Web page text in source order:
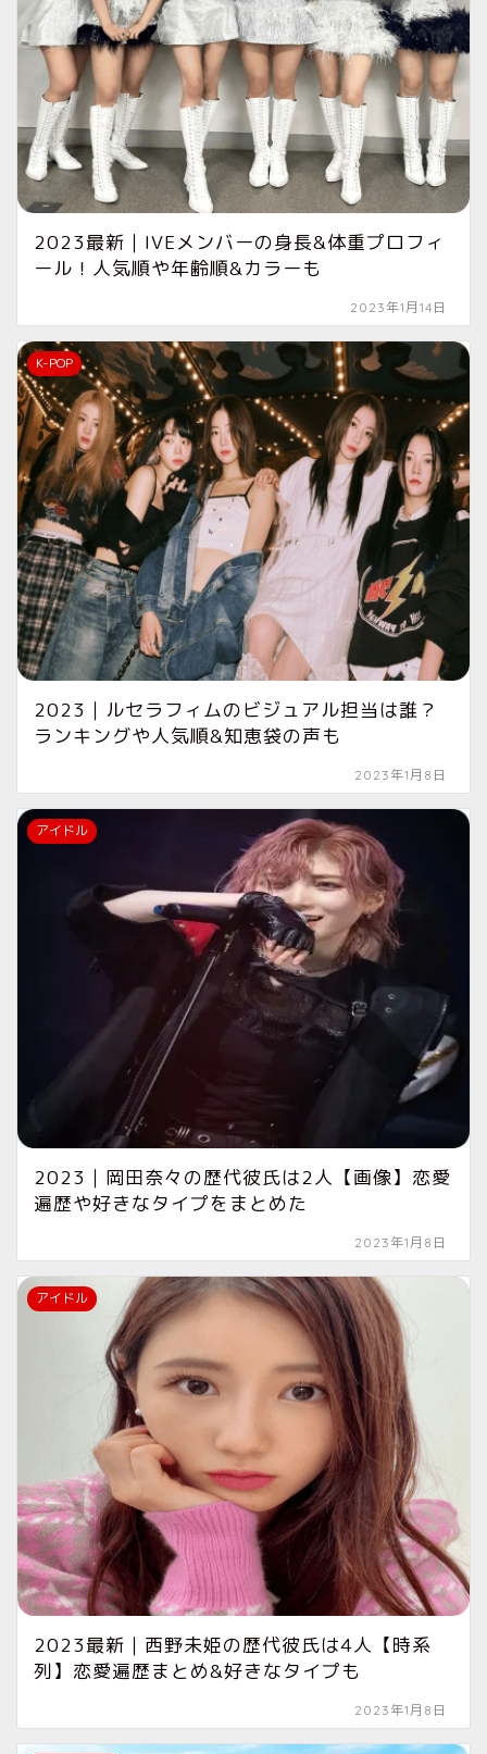
2023最新｜IVEメンバーの身長&体重プロフィ
ール！人気順や年齢順&カラーも
2023年1月14日
K-POP
2023｜ルセラフィムのビジュアル担当は誰？
ランキングや人気順&知恵袋の声も
2023年1月8日
アイドル
2023｜岡田奈々の歴代彼氏は2人【画像】恋愛
遍歴や好きなタイプをまとめた
2023年1月8日
アイドル
2023最新｜西野未姫の歴代彼氏は4人【時系
列】恋愛遍歴まとめ&好きなタイプも
2023年1月8日